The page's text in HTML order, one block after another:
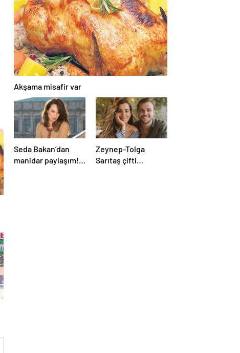
Akşama misafir var
Seda Bakan’dan
manidar paylaşım!
Zeynep-Tolga
Sarıtaş çifti